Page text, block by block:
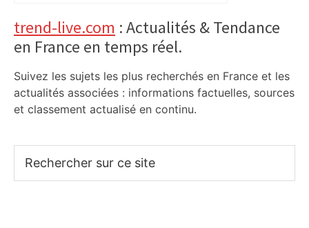
Primary
Sidebar
trend-live.com : Actualités & Tendance
en France en temps réel.
Suivez les sujets les plus recherchés en France et les
actualités associées : informations factuelles, sources
et classement actualisé en continu.
sur